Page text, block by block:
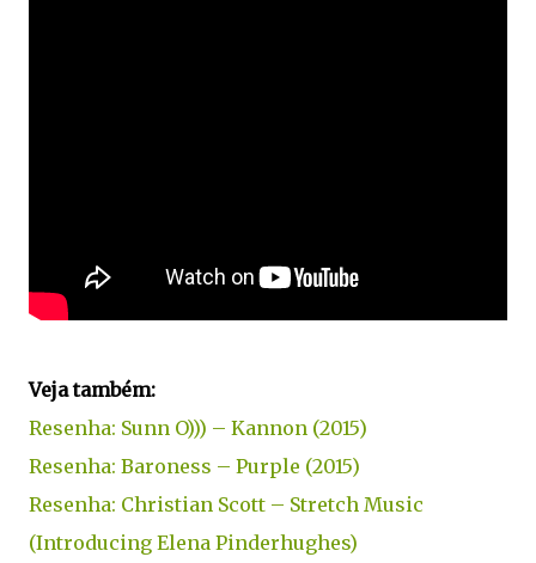
Veja também:
Resenha: Sunn O))) – Kannon (2015)
Resenha: Baroness – Purple (2015)
Resenha: Christian Scott – Stretch Music
(Introducing Elena Pinderhughes)